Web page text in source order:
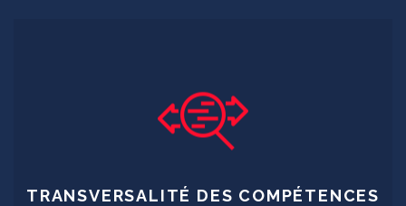
TRANSVERSALITÉ DES COMPÉTENCES